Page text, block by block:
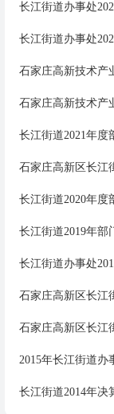
长江街道办事处
长江街道办事处
石家庄高新技术产
石家庄高新技术产
长江街道2021年度
石家庄高新区长江
长江街道2020年度
长江街道2019年部
长江街道办事处
石家庄高新区长江
石家庄高新区长江
2015年长江街道办
长江街道2014年决